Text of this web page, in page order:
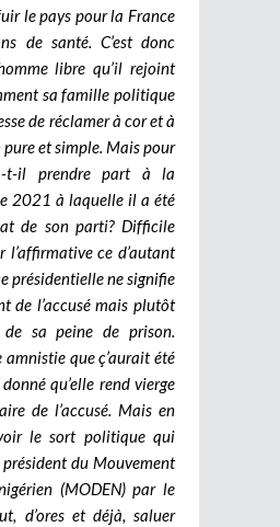
le pays pour la France
de santé. C’est donc
libre qu’il rejoint
sa famille politique
de réclamer à cor et à
et simple. Mais pour
t-il prendre part à la
2021 à laquelle il a été
de son parti? Difficile
l’affirmative ce d’autant
présidentielle ne signifie
de l’accusé mais plutôt
sa peine de prison.
amnistie que ç’aurait été
qu’elle rend vierge
de l’accusé. Mais en
le sort politique qui
président du Mouvement
(MODEN) par le
d’ores et déjà, saluer